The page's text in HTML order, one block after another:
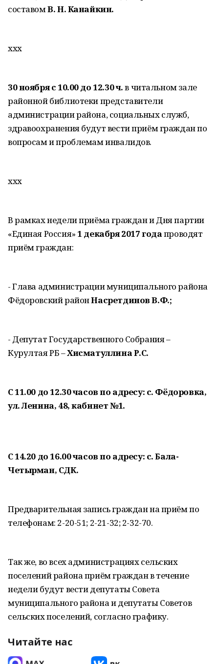
составомВ. Н. Канайкин.
ххх
30 ноября с 10.00 до 12.30 ч.в читальном зале
районной библиотеки представители
администрации района, социальных служб,
здравоохранения будут вести приём граждан по
вопросам и проблемам инвалидов.
ххх
В рамках недели приёма граждан и Дня партии
«Единая Россия» 1 декабря 2017 годапроводят
приём граждан:
- Глава администрации муниципального района
Фёдоровский районНасретдинов В.Ф.;
- Депутат Государственного Собрания –
Курултая РБ –Хисматуллина Р.С.
С 11.00 до 12.30 часов по адресу: с. Фёдоровка,
ул. Ленина, 48, кабинет №1.
С 14.20 до 16.00 часов по адресу: с. Бала-
Четырман, СДК.
Предварительная запись граждан на приём по
телефонам: 2-20-51; 2-21-32; 2-32-70.
Так же, во всех администрациях сельских
поселений района приём граждан в течение
недели будут вести депутаты Совета
муниципального района и депутаты Советов
сельских поселений, согласно графику.
Читайте нас